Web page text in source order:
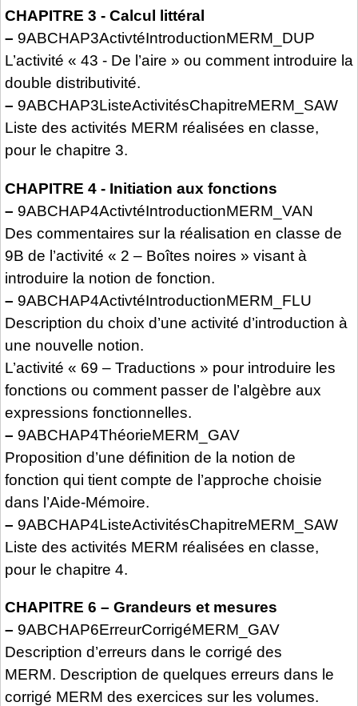
CHAPITRE 3 - Calcul littéral
– 9ABCHAP3ActivtéIntroductionMERM_DUP
L’activité « 43 - De l’aire » ou comment introduire la
double distributivité.
– 9ABCHAP3ListeActivitésChapitreMERM_SAW
Liste des activités MERM réalisées en classe,
pour le chapitre 3.
CHAPITRE 4 - Initiation aux fonctions
– 9ABCHAP4ActivtéIntroductionMERM_VAN
Des commentaires sur la réalisation en classe de
9B de l’activité « 2 – Boîtes noires » visant à
introduire la notion de fonction.
– 9ABCHAP4ActivtéIntroductionMERM_FLU
Description du choix d’une activité d’introduction à
une nouvelle notion.
L’activité « 69 – Traductions » pour introduire les
fonctions ou comment passer de l’algèbre aux
expressions fonctionnelles.
– 9ABCHAP4ThéorieMERM_GAV
Proposition d’une définition de la notion de
fonction qui tient compte de l’approche choisie
dans l’Aide-Mémoire.
– 9ABCHAP4ListeActivitésChapitreMERM_SAW
Liste des activités MERM réalisées en classe,
pour le chapitre 4.
CHAPITRE 6 – Grandeurs et mesures
– 9ABCHAP6ErreurCorrigéMERM_GAV
Description d’erreurs dans le corrigé des
MERM. Description de quelques erreurs dans le
corrigé MERM des exercices sur les volumes.